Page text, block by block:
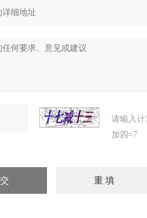
请输入
加四=7